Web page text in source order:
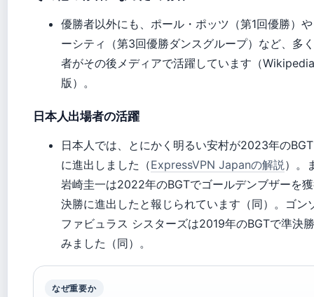
優勝者以外にも、ポール・ポッツ（第1回優勝）
ーシティ（第3回優勝ダンスグループ）など、多
者がその後メディアで活躍しています（
版）。
日本人出場者の活躍
日本人では、とにかく明るい安村が2023年の
に進出しました（ExpressVPN Japanの解説）。
岩崎圭一は2022年のBGTでゴールデンブザーを
決勝に進出したと報じられています（同）。ゴン
ファビュラス シスターズは2019年のBGTで準決
みました（同）。
なぜ重要か